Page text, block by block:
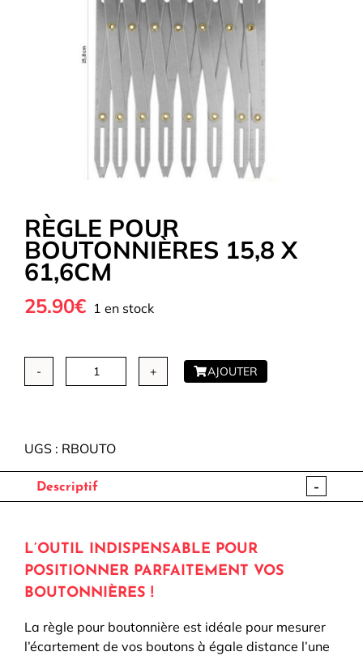
La Mercerie
Exclusivité WEB
RÈGLE POUR
BOUTONNIÈRES 15,8 X
61,6CM
25.90€ 1 en stock
quantité
boutonnières
15,8
AJOUTER
UGS : RBOUTO
Descriptif -
L’OUTIL INDISPENSABLE POUR
POSITIONNER PARFAITEMENT VOS
BOUTONNIÈRES !
La règle pour boutonnière est idéale pour mesurer
l’écartement de vos boutons à égale distance l’une